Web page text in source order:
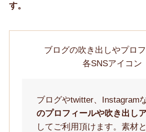
す。
ブログの吹き出しやプロ
各SNSアイコン
ブログやtwitter、Instagram
のプロフィールや吹き出し
してご利用頂けます。素材